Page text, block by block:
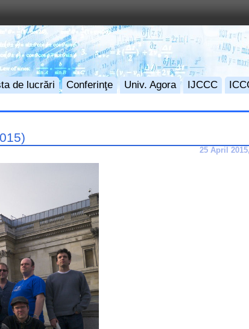
de lucrări Conferinţe Univ. Agora IJCCC
25 April